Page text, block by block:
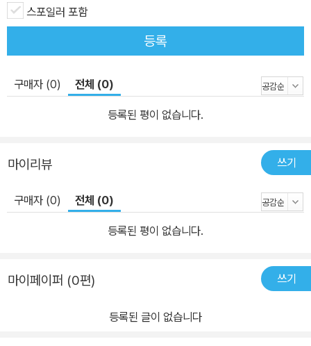
스포일러 포함
등록
구매자 (0) 전체 (0)
등록된 평이 없습니다.
마이리뷰 쓰기
구매자 (0) 전체 (0)
등록된 평이 없습니다.
마이페이퍼 (0편) 쓰기
등록된 글이 없습니다